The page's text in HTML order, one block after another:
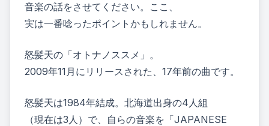
音楽の話をさせてください。ここ、
実は一番唸ったポイントかもしれません。
怒髪天の「オトナノススメ」 。
2009年11月にリリースされた、17年前の曲です。
怒髪天は1984年結成。北海道出身の4人組
（現在は3人）で、自らの音楽を「JAPANESE